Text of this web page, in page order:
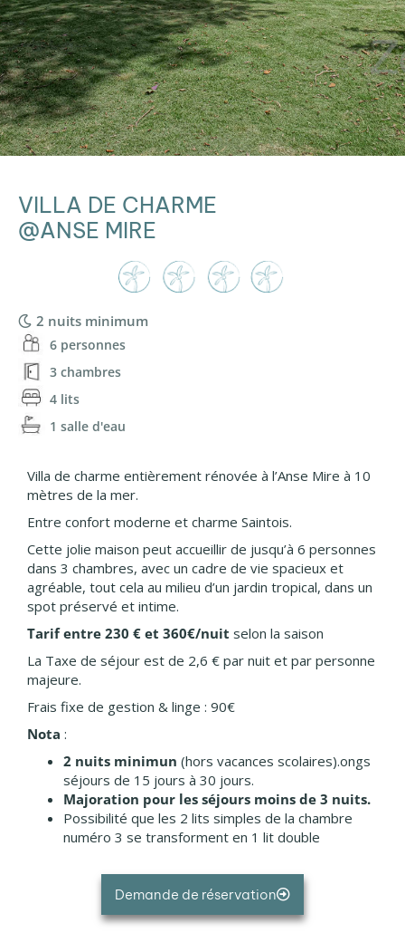
VILLA DE CHARME
@ANSE MIRE
2 nuits minimum
6 personnes
3 chambres
4 lits
1 salle d'eau
Villa de charme entièrement rénovée à l’Anse Mire à 10
mètres de la mer.
Entre confort moderne et charme Saintois.
Cette jolie maison peut accueillir de jusqu’à 6 personnes
dans 3 chambres, avec un cadre de vie spacieux et
agréable, tout cela au milieu d’un jardin tropical, dans un
spot préservé et intime.
Tarif entre 230 € et 360€/nuit selon la saison
La Taxe de séjour est de 2,6 € par nuit et par personne
majeure.
Frais fixe de gestion & linge : 90€
Nota :
2 nuits minimun (hors vacances scolaires).ongs
séjours de 15 jours à 30 jours.
Majoration pour les séjours moins de 3 nuits.
Possibilité que les 2 lits simples de la chambre
numéro 3 se transforment en 1 lit double
Demande de réservation